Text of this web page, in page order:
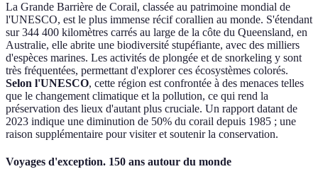
La Grande Barrière de Corail, classée au patrimoine mondial de
l'UNESCO, est le plus immense récif corallien au monde. S'étendant
sur 344 400 kilomètres carrés au large de la côte du Queensland, en
Australie, elle abrite une biodiversité stupéfiante, avec des milliers
d'espèces marines. Les activités de plongée et de snorkeling y sont
très fréquentées, permettant d'explorer ces écosystèmes colorés.
Selon l'UNESCO, cette région est confrontée à des menaces telles
que le changement climatique et la pollution, ce qui rend la
préservation des lieux d'autant plus cruciale. Un rapport datant de
2023 indique une diminution de 50% du corail depuis 1985 ; une
raison supplémentaire pour visiter et soutenir la conservation.
Voyages d'exception. 150 ans autour du monde